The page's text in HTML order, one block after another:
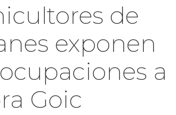
de
exponen
a
Goic